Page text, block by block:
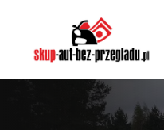
treści